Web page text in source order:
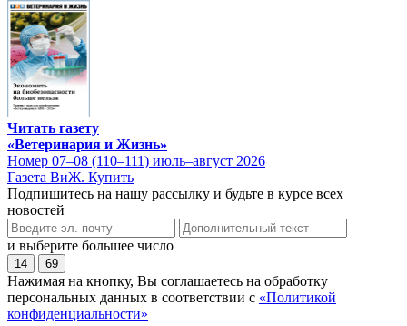
Читать газету
«Ветеринария и Жизнь»
Номер 07–08 (110–111) июль–август 2026
Газета ВиЖ. Купить
Подпишитесь на нашу рассылку и будьте в курсе всех
новостей
и выберите большее число
14 69
Нажимая на кнопку, Вы соглашаетесь на обработку
персональных данных в соответствии с «Политикой
конфиденциальности»